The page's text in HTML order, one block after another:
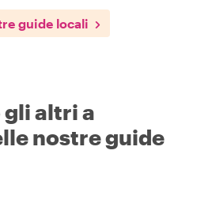
guide locali
gli altri a
nostre guide